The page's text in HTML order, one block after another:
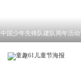
中国少年先锋队建队周年活